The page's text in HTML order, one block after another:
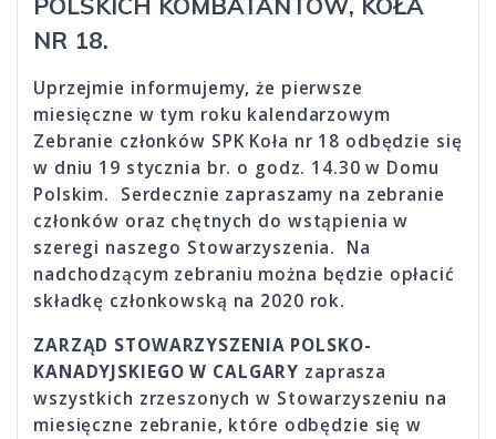
NR 18.
Uprzejmie informujemy, że pierwsze
miesięczne w tym roku kalendarzowym
Zebranie członków SPK Koła nr 18 odbędzie się
w dniu 19 stycznia br. o godz. 14.30 w Domu
Polskim. Serdecznie zapraszamy na zebranie
członków oraz chętnych do wstąpienia w
szeregi naszego Stowarzyszenia. Na
nadchodzącym zebraniu można będzie opłacić
składkę członkowską na 2020 rok.
ZARZĄD STOWARZYSZENIA POLSKO-
KANADYJSKIEGO W CALGARY zaprasza
wszystkich zrzeszonych w Stowarzyszeniu na
miesięczne zebranie, które odbędzie się w